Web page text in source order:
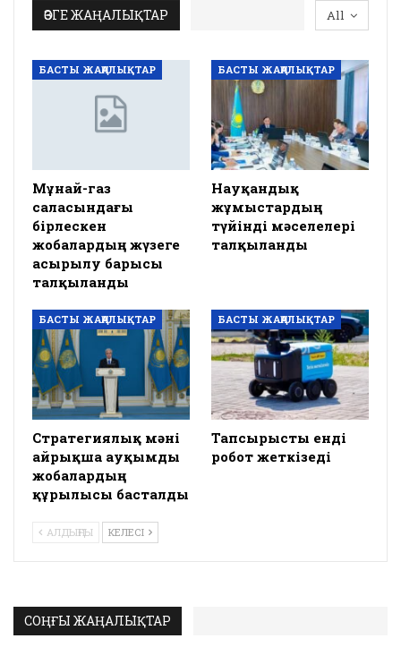
All
ӨЗГЕ ЖАҢАЛЫҚТАР
БАСТЫ ЖАҢАЛЫҚТАР
Мұнай-газ
саласындағы
бірлескен
жобалардың жүзеге
асырылу барысы
талқыланды
БАСТЫ ЖАҢАЛЫҚТАР
Науқандық
жұмыстардың
түйінді мәселелері
талқыланды
БАСТЫ ЖАҢАЛЫҚТАР
Стратегиялық мәні
айрықша ауқымды
жобалардың
құрылысы басталды
БАСТЫ ЖАҢАЛЫҚТАР
Тапсырысты енді
робот жеткізеді
АЛДЫҢҒЫ КЕЛЕСІ
СОҢҒЫ ЖАҢАЛЫҚТАР